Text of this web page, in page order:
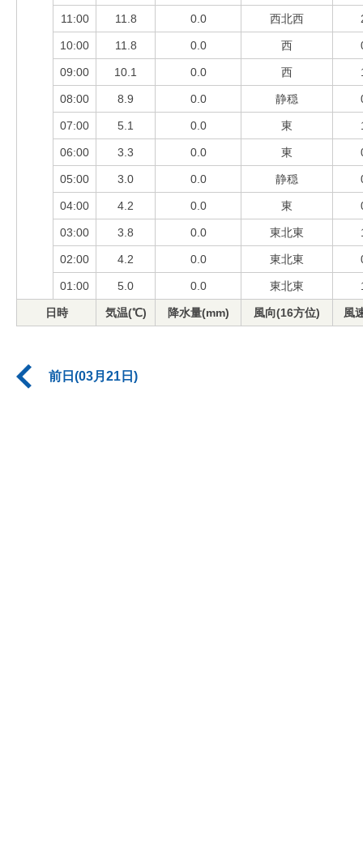
11:00 11.8 0.0 西北西
10:00 11.8 0.0 西
09:00 10.1 0.0 西
08:00 8.9 0.0 静穏
07:00 5.1 0.0 東
06:00 3.3 0.0 東
05:00 3.0 0.0 静穏
04:00 4.2 0.0 東
03:00 3.8 0.0 東北東
02:00 4.2 0.0 東北東
01:00 5.0 0.0 東北東
日時 気温(℃) 降水量(mm) 風向(16方位) 風
前日(03月21日)